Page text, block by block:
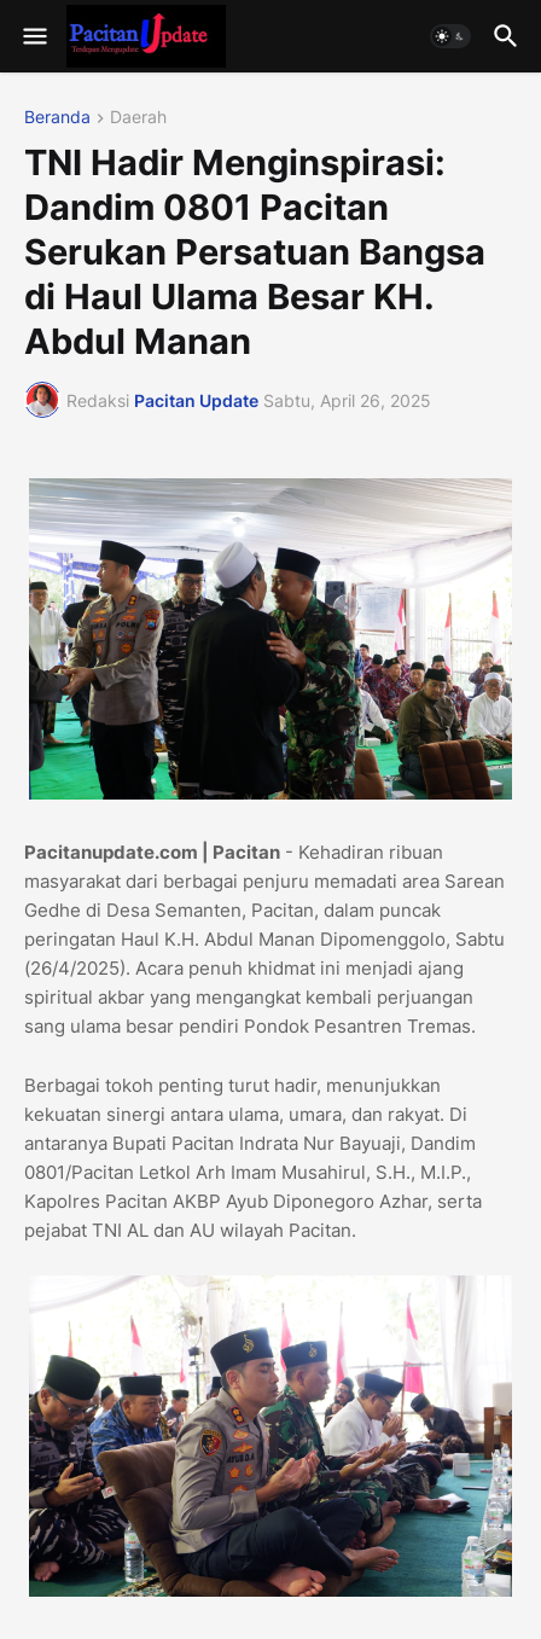
Beranda Daerah
TNI Hadir Menginspirasi:
Dandim 0801 Pacitan
Serukan Persatuan Bangsa
di Haul Ulama Besar KH.
Abdul Manan
Redaksi Pacitan Update Sabtu, April 26, 2025
Pacitanupdate.com | Pacitan - Kehadiran ribuan
masyarakat dari berbagai penjuru memadati area Sarean
Gedhe di Desa Semanten, Pacitan, dalam puncak
peringatan Haul K.H. Abdul Manan Dipomenggolo, Sabtu
(26/4/2025). Acara penuh khidmat ini menjadi ajang
spiritual akbar yang mengangkat kembali perjuangan
sang ulama besar pendiri Pondok Pesantren Tremas.
Berbagai tokoh penting turut hadir, menunjukkan
kekuatan sinergi antara ulama, umara, dan rakyat. Di
antaranya Bupati Pacitan Indrata Nur Bayuaji, Dandim
0801/Pacitan Letkol Arh Imam Musahirul, S.H., M.I.P.,
Kapolres Pacitan AKBP Ayub Diponegoro Azhar, serta
pejabat TNI AL dan AU wilayah Pacitan.